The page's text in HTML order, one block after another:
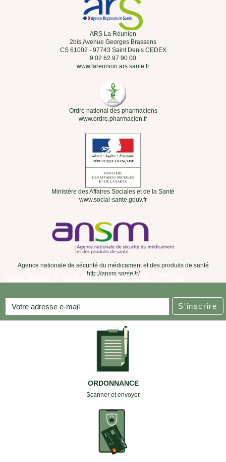
ARS La Réunion
2bis,Avenue Georges Brassens
CS 61002 - 97743 Saint Denis CEDEX
9 02 62 97 90 00
www.lareunion.ars.sante.fr
Ordre national des pharmaciens
www.ordre.pharmacien.fr
Ministère des Affaires Sociales et de la Santé
www.social-sante.gouv.fr
Agence nationale de sécurité du médicament et des produits de santé
http://ansm.sante.fr/
INSCRIVEZ-VOUS À LA NEWSLETTER
S'inscrire
ORDONNANCE
Scanner et envoyer